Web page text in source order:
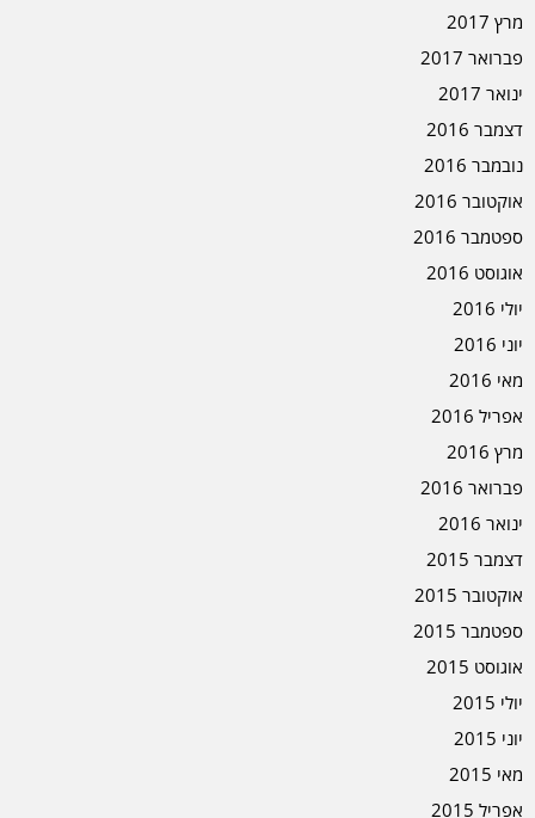
מרץ 2017
פברואר 2017
ינואר 2017
דצמבר 2016
נובמבר 2016
אוקטובר 2016
ספטמבר 2016
אוגוסט 2016
יולי 2016
יוני 2016
מאי 2016
אפריל 2016
מרץ 2016
פברואר 2016
ינואר 2016
דצמבר 2015
אוקטובר 2015
ספטמבר 2015
אוגוסט 2015
יולי 2015
יוני 2015
מאי 2015
אפריל 2015